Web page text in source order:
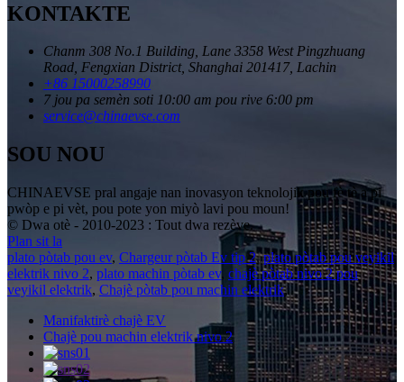
KONTAKTE
Chanm 308 No.1 Building, Lane 3358 West Pingzhuang
Road, Fengxian District, Shanghai 201417, Lachin
+86 15000258990
7 jou pa semèn soti 10:00 am pou rive 6:00 pm
service@chinaevse.com
SOU NOU
CHINAEVSE pral angaje nan inovasyon teknolojik pou fè tè a pi
pwòp e pi vèt, pou pote yon miyò lavi pou moun!
© Dwa otè - 2010-2023 : Tout dwa rezève.
Plan sit la
plato pòtab pou ev, Chargeur pòtab Ev tip 2,plato pòtab pou veyikil
elektrik nivo 2, plato machin pòtab ev, chajè pòtab nivo 2 pou
veyikil elektrik, Chajè pòtab pou machin elektrik,
Manifaktirè chajè EV
Chajè pou machin elektrik nivo 2